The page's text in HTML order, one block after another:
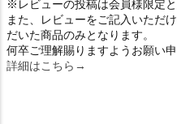
※レビューの投稿は会員様限定と
また、レビューをご記入いただ
だいた商品のみとなります。
何卒ご理解賜りますようお願い
詳細はこちら→